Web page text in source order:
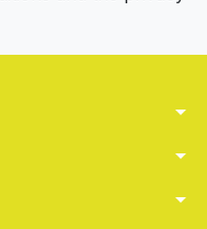
arrow_drop_down
arrow_drop_down
arrow_drop_down